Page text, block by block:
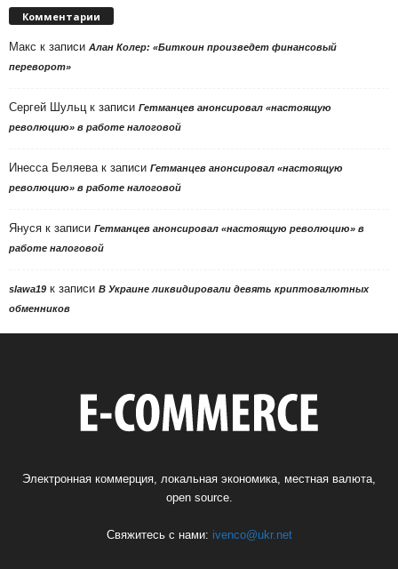
Комментарии
Макс к записи Алан Колер: «Биткоин произведет финансовый
переворот»
Сергей Шульцк записи Гетманцев анонсировал «настоящую
революцию» в работе налоговой
Инесса Беляевак записи Гетманцев анонсировал «настоящую
революцию» в работе налоговой
Януся к записи Гетманцев анонсировал «настоящую революцию» в
работе налоговой
slawa19 к записи В Украине ликвидировали девять криптовалютных
обменников
Электронная коммерция, локальная экономика, местная валюта,
open source.
Свяжитесь с нами: ivenco@ukr.net